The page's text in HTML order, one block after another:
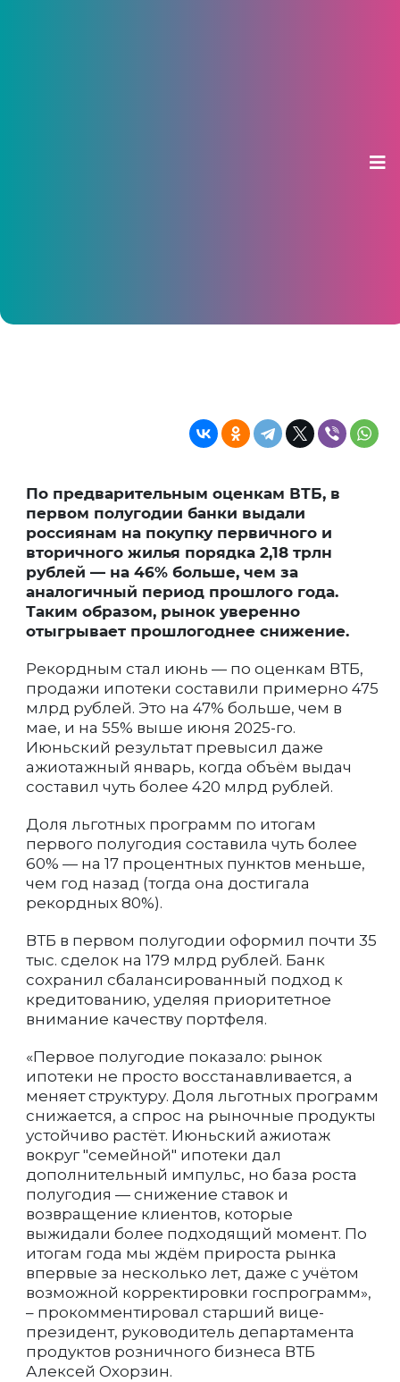
По предварительным оценкам ВТБ, в
первом полугодии банки выдали
россиянам на покупку первичного и
вторичного жилья порядка 2,18 трлн
рублей — на 46% больше, чем за
аналогичный период прошлого года.
Таким образом, рынок уверенно
отыгрывает прошлогоднее снижение.
Рекордным стал июнь — по оценкам ВТБ,
продажи ипотеки составили примерно 475
млрд рублей. Это на 47% больше, чем в
мае, и на 55% выше июня 2025-го.
Июньский результат превысил даже
ажиотажный январь, когда объём выдач
составил чуть более 420 млрд рублей.
Доля льготных программ по итогам
первого полугодия составила чуть более
60% — на 17 процентных пунктов меньше,
чем год назад (тогда она достигала
рекордных 80%).
ВТБ в первом полугодии оформил почти 35
тыс. сделок на 179 млрд рублей. Банк
сохранил сбалансированный подход к
кредитованию, уделяя приоритетное
внимание качеству портфеля.
«Первое полугодие показало: рынок
ипотеки не просто восстанавливается, а
меняет структуру. Доля льготных программ
снижается, а спрос на рыночные продукты
устойчиво растёт. Июньский ажиотаж
вокруг "семейной" ипотеки дал
дополнительный импульс, но база роста
полугодия — снижение ставок и
возвращение клиентов, которые
выжидали более подходящий момент. По
итогам года мы ждём прироста рынка
впервые за несколько лет, даже с учётом
возможной корректировки госпрограмм»,
– прокомментировал старший вице-
президент, руководитель департамента
продуктов розничного бизнеса ВТБ
Алексей Охорзин.